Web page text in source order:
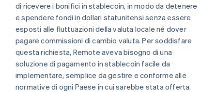
di ricevere i bonifici in stablecoin, in modo da detenere
e spendere fondi in dollari statunitensi senza essere
esposti alle fluttuazioni della valuta locale né dover
pagare commissioni di cambio valuta. Per soddisfare
questa richiesta, Remote aveva bisogno di una
soluzione di pagamento in stablecoin facile da
implementare, semplice da gestire e conforme alle
normative di ogni Paese in cui sarebbe stata offerta.